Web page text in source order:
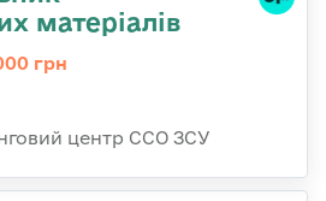
матеріалів
грн
центр ССО ЗСУ